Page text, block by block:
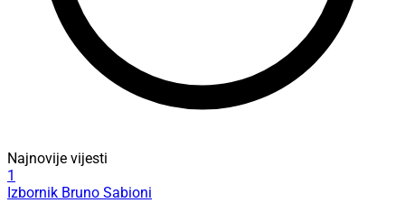
Najnovije vijesti
1
Izbornik Bruno Sabioni